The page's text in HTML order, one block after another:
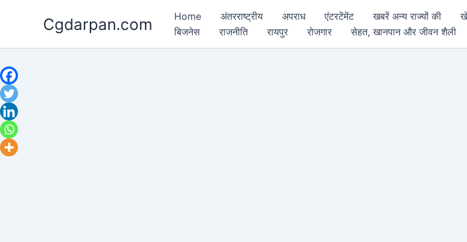
Cgdarpan.com Home अंतरराष्ट्रीय अपराध एंटरटेंमेंट खबरें अन्य राज्यों की
बिजनेस
राजनीति रायपुर रोजगार सेहत, खानपान और जीवन शैली